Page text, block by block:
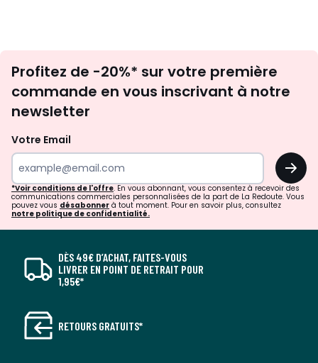
newsletter
Profitez de -20%* sur votre première
commande en vous inscrivant à notre
newsletter
Votre Email
OK
*Voir conditions de l'offre. En vous abonnant, vous consentez à recevoir des
communications commerciales personnalisées de la part de La Redoute. Vous
pouvez vous désabonner à tout moment. Pour en savoir plus, consultez
notre politique de confidentialité.
DÈS 49€ D’ACHAT, FAITES-VOUS
LIVRER EN POINT DE RETRAIT POUR
1,95€*
RETOURS GRATUITS*